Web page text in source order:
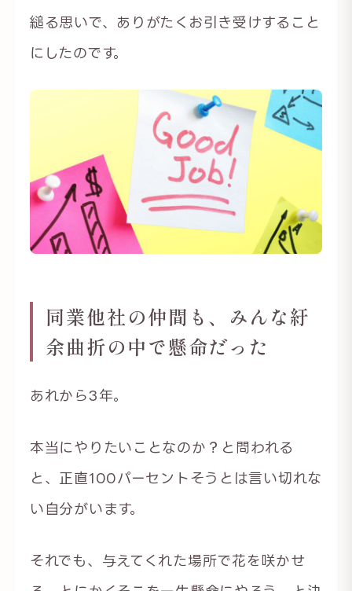
縋る思いで、ありがたくお引き受けすること
にしたのです。
同業他社の仲間も、みんな紆
余曲折の中で懸命だった
あれから3年。
本当にやりたいことなのか？と問われる
と、正直100パーセントそうとは言い切れな
い自分がいます。
それでも、与えてくれた場所で花を咲かせ